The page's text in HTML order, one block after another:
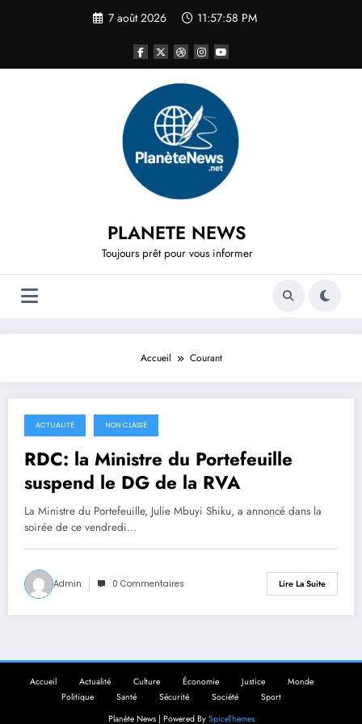
7 août 2026 11:57:58 PM
PLANETE NEWS
Toujours prêt pour vous informer
Accueil Courant
19 septembre 2025
ACTUALITÉ NON CLASSÉ
RDC: la Ministre du Portefeuille
suspend le DG de la RVA
La Ministre du Portefeuille, Julie Mbuyi Shiku, a annoncé dans la
soirée de ce vendredi…
Admin 0 Commentaires Lire La Suite
Accueil Actualité Culture Économie Justice
Monde
Politique
Santé Sécurité Société
Sport
Planète News | Powered By SpiceThemes